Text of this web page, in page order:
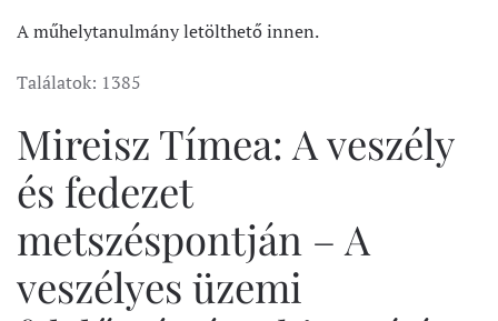
A műhelytanulmány letölthető innen.
Találatok: 1385
Mireisz Tímea: A veszély
és fedezet
metszéspontján – A
veszélyes üzemi